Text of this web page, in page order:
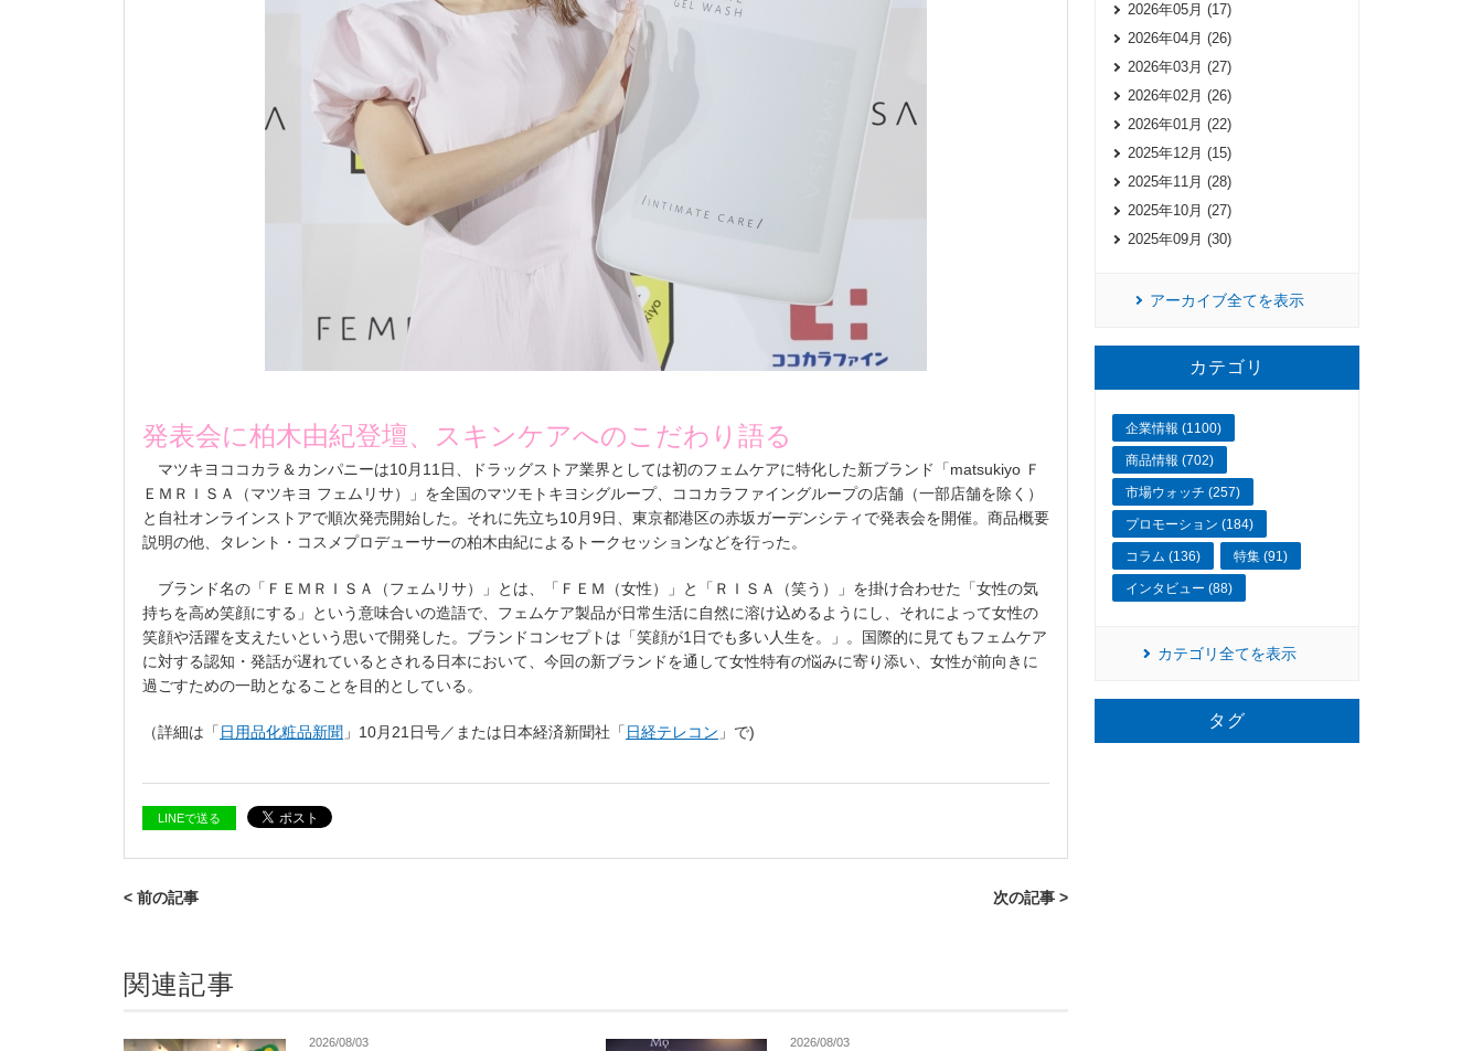
発表会に柏木由紀登壇、スキンケアへのこだわり語る
マツキヨココカラ＆カンパニーは10月 11 日、ドラッグストア業界としては初のフェムケアに特化した新ブランド「matsukiyo Ｆ
ＥＭＲＩＳＡ（マツキヨ フェムリサ）」を全国のマツモトキヨシグループ、ココカラファイングループの店舗（一部店舗を除く）
と自社オンラインストアで順次発売開始した。それに先立ち10月9日、東京都港区の赤坂ガーデンシティで発表会を開催。商品概要
説明の他、タレント・コスメプロデューサーの柏木由紀によるトークセッションなどを行った。
ブランド名の「ＦＥＭＲＩＳＡ（フェムリサ）」とは、「ＦＥＭ（女性）」と「ＲＩＳＡ（笑う）」を掛け合わせた「女性の気
持ちを高め笑顔にする」という意味合いの造語で、フェムケア製品が日常生活に自然に溶け込めるようにし、それによって女性の
笑顔や活躍を支えたいという思いで開発した。ブランドコンセプトは「笑顔が1 日でも多い人生を。」。国際的に見てもフェムケア
に対する認知・発話が遅れているとされる日本において、今回の新ブランドを通して女性特有の悩みに寄り添い、女性が前向きに
過ごすための一助となることを目的としている。
（詳細は「 日用品化粧品新聞 」10月21日号／または日本経済新聞社「 日経テレコン 」で)
LINEで送る
< 前の記事 次の記事 >
関連記事
2026/08/03 2026/08/03
2026年05月 (17)
2026年04月 (26)
2026年03月 (27)
2026年02月 (26)
2026年01月 (22)
2025年12月 (15)
2025年11月 (28)
2025年10月 (27)
2025年09月 (30)
アーカイブ全てを表示
カテゴリ
企業情報 (1100)
商品情報 (702)
市場ウォッチ (257)
プロモーション (184)
コラム (136) 特集 (91)
インタビュー (88)
カテゴリ全てを表示
タグ